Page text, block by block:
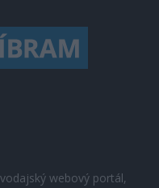
webový portál,